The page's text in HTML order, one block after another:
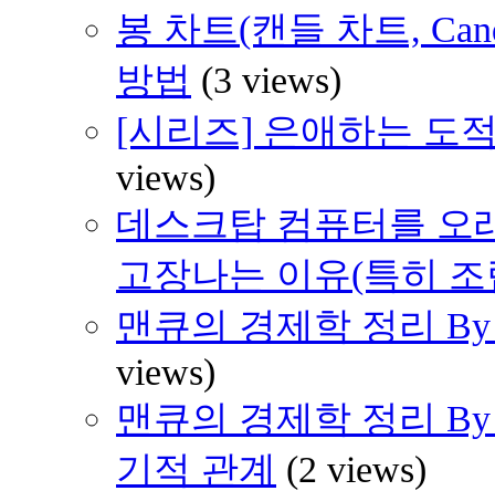
봉 차트(캔들 차트,
방법 (3 views)
[시리즈] 은애하는 도
views)
데스크탑 컴퓨터를 오
고장나는 이유(특히
맨큐의 경제학 정리
views)
맨큐의 경제학 정리
기적 관계 (2 views)